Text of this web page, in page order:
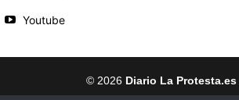
Youtube
© 2026 Diario La Protesta.es